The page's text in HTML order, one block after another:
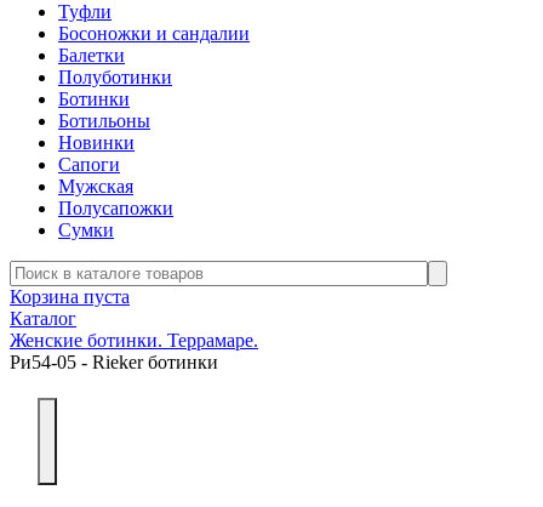
Туфли
Босоножки и сандалии
Балетки
Полуботинки
Ботинки
Ботильоны
Новинки
Сапоги
Мужская
Полусапожки
Сумки
Корзина пуста
Каталог
Женские ботинки. Террамаре.
Ри54-05 - Rieker ботинки